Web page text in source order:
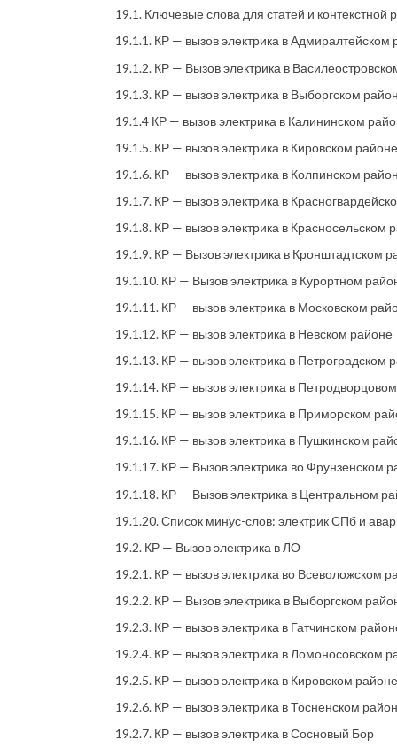
19.1. Ключевые слова для статей и контекстной
19.1.1. КР — вызов электрика в Адмиралтейском
19.1.2. КР — Вызов электрика в
19.1.3. КР — вызов электрика в Выборгском
19.1.4 КР — вызов электрика в Калининском
19.1.5. КР — вызов электрика в Кировском
19.1.6. КР — вызов электрика в Колпинском
19.1.7. КР — вызов электрика в
19.1.8. КР — вызов электрика в Красносельском
19.1.9. КР — Вызов электрика в Кронштадтском
19.1.10. КР — Вызов электрика в Курортном
19.1.11. КР — вызов электрика в Московском
19.1.12. КР — вызов электрика в Невском районе
19.1.13. КР — вызов электрика в Петроградском
19.1.14. КР — вызов электрика в
19.1.15. КР — вызов электрика в Приморском
19.1.16. КР — вызов электрика в Пушкинском
19.1.17. КР — Вызов электрика во Фрунзенском
19.1.18. КР — Вызов электрика в Центральном
19.1.20. Список минус-слов: электрик СПб и
19.2. КР — Вызов электрика в ЛО
19.2.1. КР — вызов электрика во Всеволожском
19.2.2. КР — Вызов электрика в Выборгском
19.2.3. КР — вызов электрика в Гатчинском
19.2.4. КР — вызов электрика в Ломоносовском
19.2.5. КР — вызов электрика в Кировском
19.2.6. КР — вызов электрика в Тосненском
19.2.7. КР — вызов электрика в Сосновый Бор